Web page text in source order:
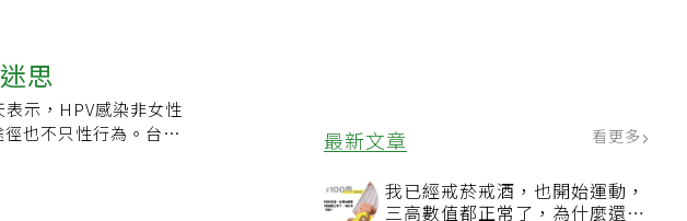
最新文章 看更多
我已經戒菸戒酒，也開始運動，
三高數值都正常了，為什麼還不
年清除子宮頸癌」
有HPV的純淨環境避
皮膚或黏膜出現傷
約5%的癌症係由HPV
癌、陰莖癌、肛門
自己接種疫苗，她也
人類乳突病毒有關。
其他，約三分之二的
莖癌與人類乳突病毒
）的問題更會大幅減
2006年，經過超過10
計，既使在美國也只
思
示，HPV感染非女性
也不只性行為。台灣
陳保仁表示，HPV感